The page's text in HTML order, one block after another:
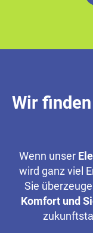
Wir
Wenn unser
wird ganz viel
Sie
Komfort und